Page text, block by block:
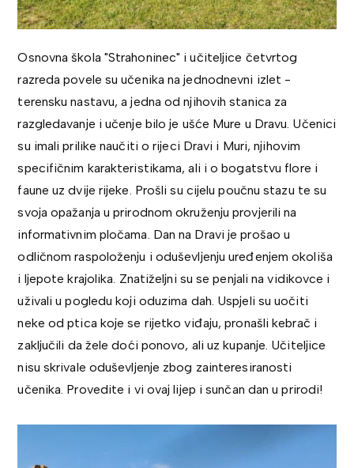
Osnovna škola "Strahoninec" i učiteljice četvrtog
razreda povele su učenika na jednodnevni izlet -
terensku nastavu, a jedna od njihovih stanica za
razgledavanje i učenje bilo je ušće Mure u Dravu. Učenici
su imali prilike naučiti o rijeci Dravi i Muri, njihovim
specifičnim karakteristikama, ali i o bogatstvu flore i
faune uz dvije rijeke. Prošli su cijelu poučnu stazu te su
svoja opažanja u prirodnom okruženju provjerili na
informativnim pločama. Dan na Dravi je prošao u
odličnom raspoloženju i oduševljenju uređenjem okoliša
i ljepote krajolika. Znatiželjni su se penjali na vidikovce i
uživali u pogledu koji oduzima dah. Uspjeli su uočiti
neke od ptica koje se rijetko viđaju, pronašli kebrač i
zaključili da žele doći ponovo, ali uz kupanje. Učiteljice
nisu skrivale oduševljenje zbog zainteresiranosti
učenika. Provedite i vi ovaj lijep i sunčan dan u prirodi!